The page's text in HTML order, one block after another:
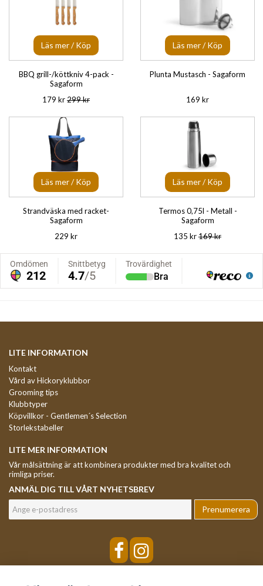
Läs mer / Köp
BBQ grill-/köttkniv 4-pack -
Sagaform
179 kr299 kr
Läs mer / Köp
Plunta Mustasch - Sagaform
169 kr
Läs mer / Köp
Strandväska med racket-
Sagaform
229 kr
Läs mer / Köp
Termos 0,75l - Metall -
Sagaform
135 kr169 kr
LITE INFORMATION
Kontakt
Vård av Hickoryklubbor
Grooming tips
Klubbtyper
Köpvillkor - Gentlemen´s Selection
Storlekstabeller
LITE MER INFORMATION
Vår målsättning är att kombinera produkter med bra kvalitet och
rimliga priser.
ANMÄL DIG TILL VÅRT NYHETSBREV
Prenumerera